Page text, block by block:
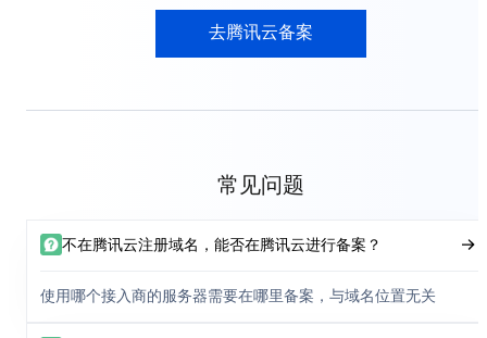
去腾讯云备案
常见问题
不在腾讯云注册域名，能否在腾讯云进行备案？
使用哪个接入商的服务器需要在哪里备案，与域名位置无关